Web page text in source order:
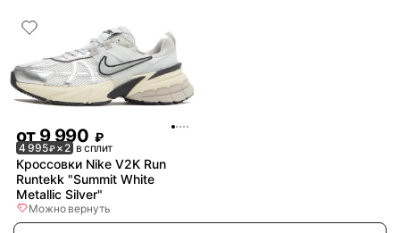
от 9 990 ₽
4 995₽× 2 в сплит
Кроссовки Nike V2K Run
Runtekk "Summit White
Metallic Silver"
Можно вернуть